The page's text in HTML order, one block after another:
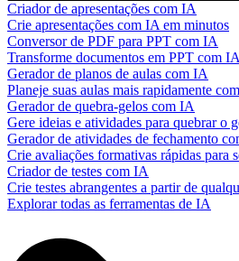
Criador de apresentações com IA
Crie apresentações com IA em minutos
Conversor de PDF para PPT com IA
Transforme documentos em PPT com IA
Gerador de planos de aulas com IA
Planeje suas aulas mais rapidamente
Gerador de quebra-gelos com IA
Gere ideias e atividades para quebrar o
Gerador de atividades de fechamento
Crie avaliações formativas rápidas para
Criador de testes com IA
Crie testes abrangentes a partir de
Explorar todas as ferramentas de IA